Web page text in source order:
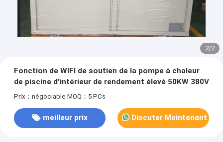
2/2
Fonction de WIFI de soutien de la pompe à chaleur
de piscine d'intérieur de rendement élevé 50KW 380V
Prix：négociable MOQ：5 PCs
meilleur prix Discuter Maintenant